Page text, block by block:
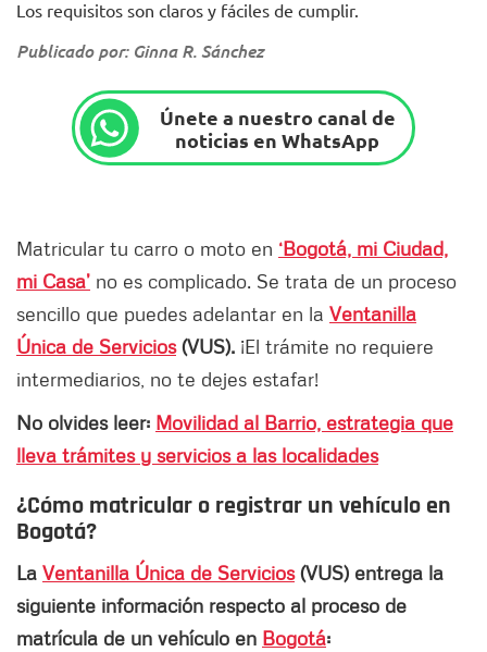
Los requisitos son claros y fáciles de cumplir.
Publicado por: Ginna R. Sánchez
Únete a nuestro canal de
noticias en WhatsApp
Matricular tu carro o moto en ‘Bogotá, mi Ciudad,
mi Casa’ no es complicado. Se trata de un proceso
sencillo que puedes adelantar en la Ventanilla
Única de Servicios(VUS). ¡El trámite no requiere
intermediarios, no te dejes estafar!
No olvides leer: Movilidad al Barrio, estrategia que
lleva trámites y servicios a las localidades
¿Cómo matricular o registrar un vehículo en
Bogotá?
La Ventanilla Única de Servicios(VUS) entrega la
siguiente información respecto al proceso de
matrícula de un vehículo en Bogotá: